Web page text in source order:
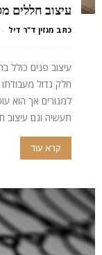
עיצוב חללים
כתב מגזין ד"ר דיל -
עיצוב פנים כולל
חלק גדול
למגורים אך הוא
תעשיה וגם עיצוב
קרא עוד